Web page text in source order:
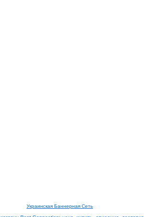
Украинская Баннерная Сеть